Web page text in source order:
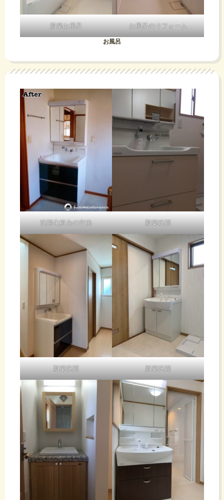
新築お風呂 お風呂のリフォーム
お風呂
洗面化粧台の交換 新築洗面
新築洗面 新築洗面